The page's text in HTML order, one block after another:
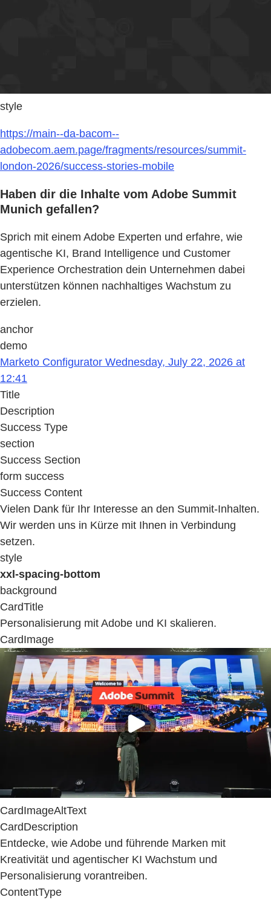
style
https://main--da-bacom--
adobecom.aem.page/fragments/resources/summit-
london-2026/success-stories-mobile
Haben dir die Inhalte vom Adobe Summit
Munich gefallen?
Sprich mit einem Adobe Experten und erfahre, wie
agentische KI, Brand Intelligence und Customer
Experience Orchestration dein Unternehmen dabei
unterstützen können nachhaltiges Wachstum zu
erzielen.
anchor
demo
Marketo Configurator Wednesday, July 22, 2026 at
12:41
Title
Description
Success Type
section
Success Section
form success
Success Content
Vielen Dank für Ihr Interesse an den Summit-Inhalten.
Wir werden uns in Kürze mit Ihnen in Verbindung
setzen.
style
xxl-spacing-bottom
background
CardTitle
Personalisierung mit Adobe und KI skalieren.
CardImage
CardImageAltText
CardDescription
Entdecke, wie Adobe und führende Marken mit
Kreativität und agentischer KI Wachstum und
Personalisierung vorantreiben.
ContentType